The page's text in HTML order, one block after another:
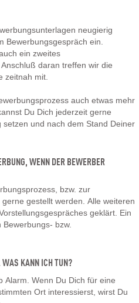
neugierig
Bewerbungsgespräch ein.
ein zweites
daran treffen wir die
zeitnah mit.
auch etwas mehr
Du Dich jederzeit gerne
und nach dem Stand Deiner
WENN DER BEWERBER
bzw. zur
gestellt werden. Alle weiteren
geklärt. Ein
bzw.
WAS KANN ICH TUN?
Alarm. Wenn Du Dich für eine
Ort interessierst, wirst Du